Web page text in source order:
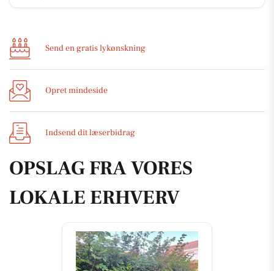
Send en gratis lykønskning
Opret mindeside
Indsend dit læserbidrag
OPSLAG FRA VORES
LOKALE ERHVERV